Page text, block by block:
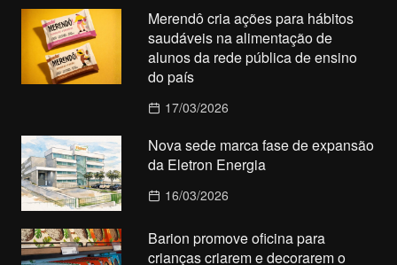
Merendô cria ações para hábitos
saudáveis na alimentação de
alunos da rede pública de ensino
do país
17/03/2026
Nova sede marca fase de expansão
da Eletron Energia
16/03/2026
Barion promove oficina para
crianças criarem e decorarem o